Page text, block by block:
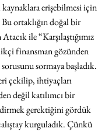
erişebilmesi için
ortaklığın doğal bir
ile “Karşılaştığımız
finansman gözünden
sormaya başladık.
çekilip, ihtiyaçları
değil katılımcı bir
gerektiğini gördük
kurguladık. Çünkü